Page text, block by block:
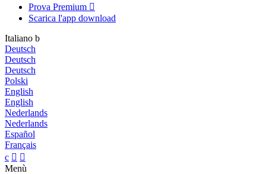
Prova Premium 
Scarica l'app download
Italiano b
Deutsch
Deutsch
Deutsch
Polski
English
English
Nederlands
Nederlands
Español
Français
c  
Menù